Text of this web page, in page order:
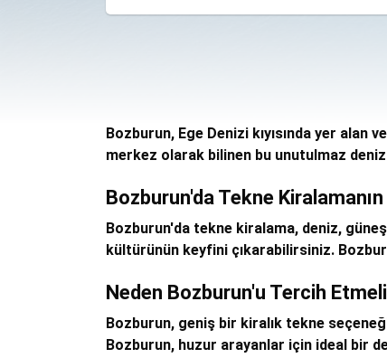
Bozburun, Ege Denizi kıyısında yer
merkez olarak bilinen bu unutulmaz
Bozburun'da Tekne
Bozburun'da tekne kiralama, deniz,
kültürünün keyfini çıkarabilirsiniz.
Neden Bozburun'u Tercih
Bozburun, geniş bir kiralık tekne
Bozburun, huzur arayanlar için ideal bir